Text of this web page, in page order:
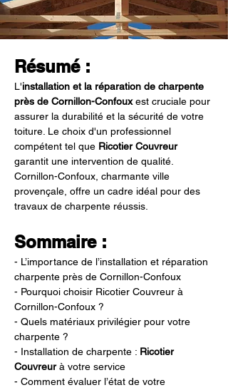
Résumé :
L'installation et la réparation de charpente
près de Cornillon-Confoux est cruciale pour
assurer la durabilité et la sécurité de votre
toiture. Le choix d'un professionnel
compétent tel que Ricotier Couvreur
garantit une intervention de qualité.
Cornillon-Confoux, charmante ville
provençale, offre un cadre idéal pour des
travaux de charpente réussis.
Sommaire :
- L’importance de l’installation et réparation
charpente près de Cornillon-Confoux
- Pourquoi choisir Ricotier Couvreur à
Cornillon-Confoux ?
- Quels matériaux privilégier pour votre
charpente ?
- Installation de charpente : Ricotier
Couvreur à votre service
- Comment évaluer l’état de votre